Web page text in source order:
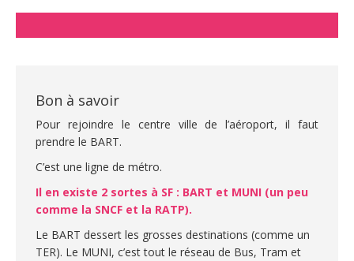
Bon à savoir
Pour rejoindre le centre ville de l’aéroport, il faut
prendre le BART.
C’est une ligne de métro.
Il en existe 2 sortes à SF : BART et MUNI (un peu
comme la SNCF et la RATP).
Le BART dessert les grosses destinations (comme un
TER). Le MUNI, c’est tout le réseau de Bus, Tram et